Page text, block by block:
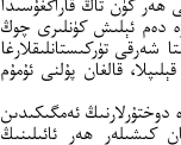
ۋە دەم ئېلىش كۈنلىرى چوڭ
شەرقى تۈركىستانلىقلارغا
قالغان پۇلنى ئۇمۇم
تىجارەت ۋە دوختۇرلارنىڭ ئەمگىكىدىن
كىشىلەر ھەر ئائىلىنىڭ